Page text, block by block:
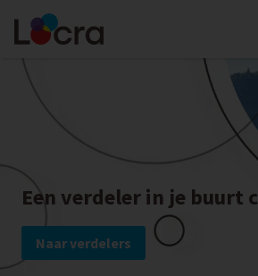
Een verdeler in je buurt
Naar verdelers